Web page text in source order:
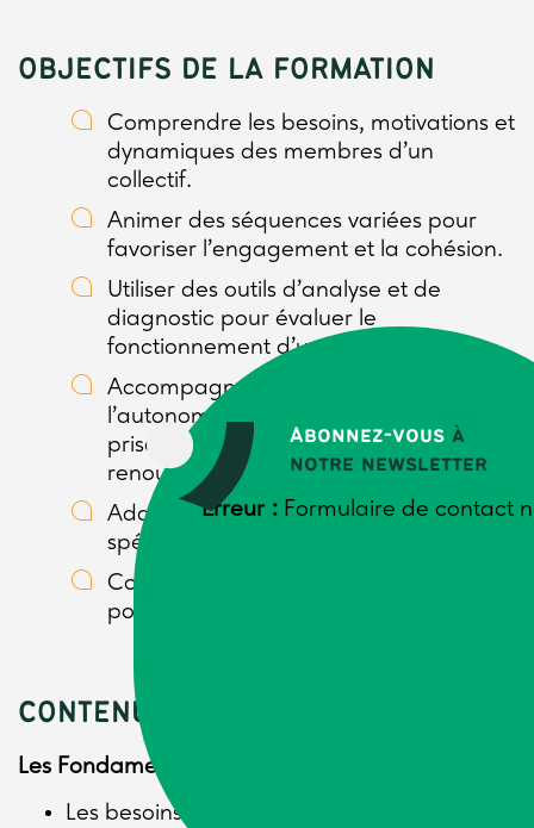
Abonnez-vous à
notre newsletter
Erreur : Formulaire de contact
OBJECTIFS DE LA FORMATION
Comprendre les besoins, motivations et
dynamiques des membres d’un
collectif.
Animer des séquences variées pour
favoriser l’engagement et la cohésion.
Utiliser des outils d’analyse et de
diagnostic pour évaluer le
fonctionnement d’un collectif.
Accompagner un groupe vers
l’autonomie dans sa gouvernance, sa
prise de décision et son
renouvellement.
Adapter sa posture d’animateur aux
spécificités du collectif.
Construire un plan d’action personnel
pour améliorer leurs pratiques.
CONTENU
Les Fondamentaux de l’Animation d’un Collectif
Les besoins pour s’engager dans un